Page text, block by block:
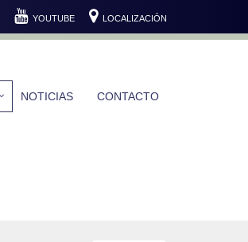
YOUTUBE LOCALIZACIÓN
NOTICIAS CONTACTO